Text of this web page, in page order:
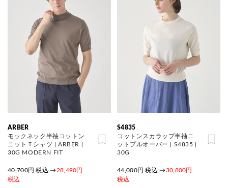
ARBER
モックネック半袖コットン
ニットＴシャツ | ARBER |
30G MODERN FIT
40,700円 税込 →28,490円
税込
S4835
コットンスカラップ半袖ニ
ットプルオーバー | S4835 |
30G
44,000円 税込 →30,800円
税込